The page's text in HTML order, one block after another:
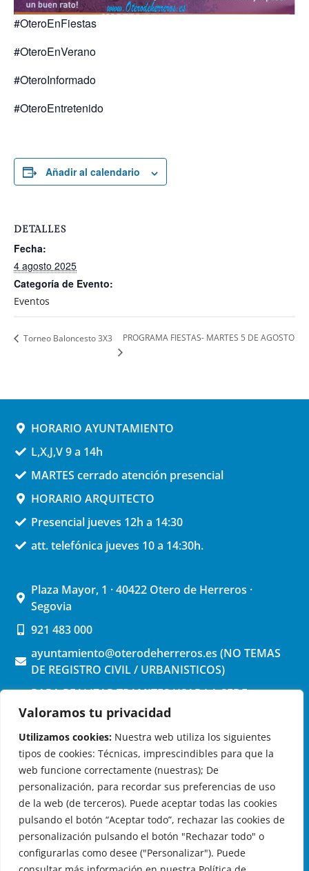
Valoramos tu privacidad
Utilizamos cookies: Nuestra web utiliza los siguientes
tipos de cookies: Técnicas, imprescindibles para que la
web funcione correctamente (nuestras); De
personalización, para recordar sus preferencias de uso
de la web (de terceros). Puede aceptar todas las cookies
pulsando el botón “Aceptar todo”, rechazar las cookies de
personalización pulsando el botón "Rechazar todo" o
configurarlas como desee ("Personalizar"). Puede
#OteroEnFiestas
#OteroEnVerano
#OteroInformado
#OteroEntretenido
Añadir al calendario
DETALLES
Fecha:
4 agosto 2025
Categoría de Evento:
Eventos
Torneo Baloncesto 3X3 PROGRAMA FIESTAS- MARTES 5 DE AGOSTO
HORARIO AYUNTAMIENTO
L,X,J,V 9 a 14h
MARTES cerrado atención presencial
HORARIO ARQUITECTO
Presencial jueves 12h a 14:30
att. telefónica jueves 10 a 14:30h.
Plaza Mayor, 1 · 40422 Otero de Herreros ·
Segovia
921 483 000
ayuntamiento@oterodeherreros.es (NO TEMAS
DE REGISTRO CIVIL / URBANISTICOS)
PARA REALIZAR TRAMITES USAR LA SEDE
ELECTRONICA (pinchar aquí)
OTERO DE HERREROS EN LAS REDES